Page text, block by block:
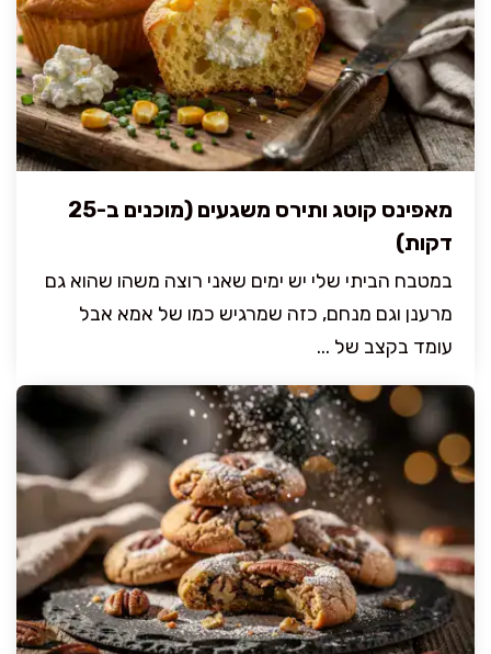
מאפינס קוטג ותירס משגעים (מוכנים ב-25
דקות)
במטבח הביתי שלי יש ימים שאני רוצה משהו שהוא גם
מרענן וגם מנחם, כזה שמרגיש כמו של אמא אבל
עומד בקצב של ...